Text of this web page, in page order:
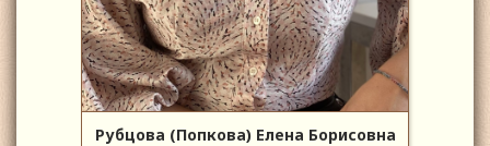
Рубцова (Попкова) Елена Борисовна